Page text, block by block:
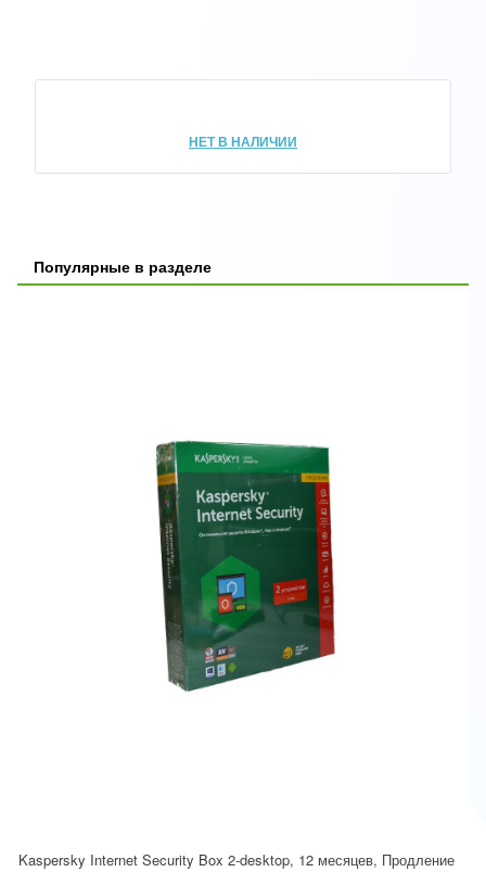
НЕТ В НАЛИЧИИ
Популярные в разделе
Kaspersky Internet Security Box 2-desktop, 12 месяцев, Продление